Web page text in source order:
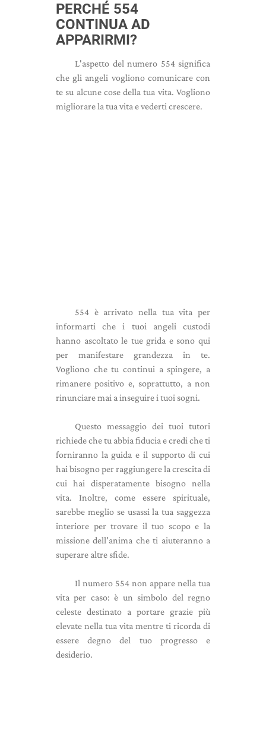
PERCHÉ 554
CONTINUA AD
APPARIRMI?
L'aspetto del numero 554 significa
che gli angeli vogliono comunicare con
te su alcune cose della tua vita. Vogliono
migliorare la tua vita e vederti crescere.
554 è arrivato nella tua vita per
informarti che i tuoi angeli custodi
hanno ascoltato le tue grida e sono qui
per manifestare grandezza in te.
Vogliono che tu continui a spingere, a
rimanere positivo e, soprattutto, a non
rinunciare mai a inseguire i tuoi sogni.
Questo messaggio dei tuoi tutori
richiede che tu abbia fiducia e credi che ti
forniranno la guida e il supporto di cui
hai bisogno per raggiungere la crescita di
cui hai disperatamente bisogno nella
vita. Inoltre, come essere spirituale,
sarebbe meglio se usassi la tua saggezza
interiore per trovare il tuo scopo e la
missione dell'anima che ti aiuteranno a
superare altre sfide.
Il numero 554 non appare nella tua
vita per caso: è un simbolo del regno
celeste destinato a portare grazie più
elevate nella tua vita mentre ti ricorda di
essere degno del tuo progresso e
desiderio.